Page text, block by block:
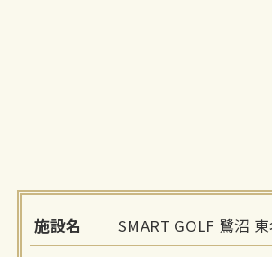
施設名 SMART GOLF 鷺沼